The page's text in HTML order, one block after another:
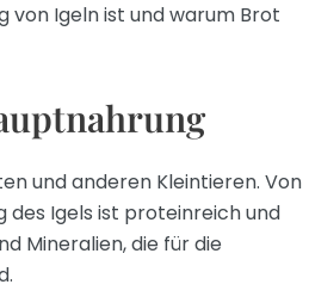
von Igeln ist und warum Brot
und anderen Kleintieren. Von
des Igels ist proteinreich und
Mineralien, die für die